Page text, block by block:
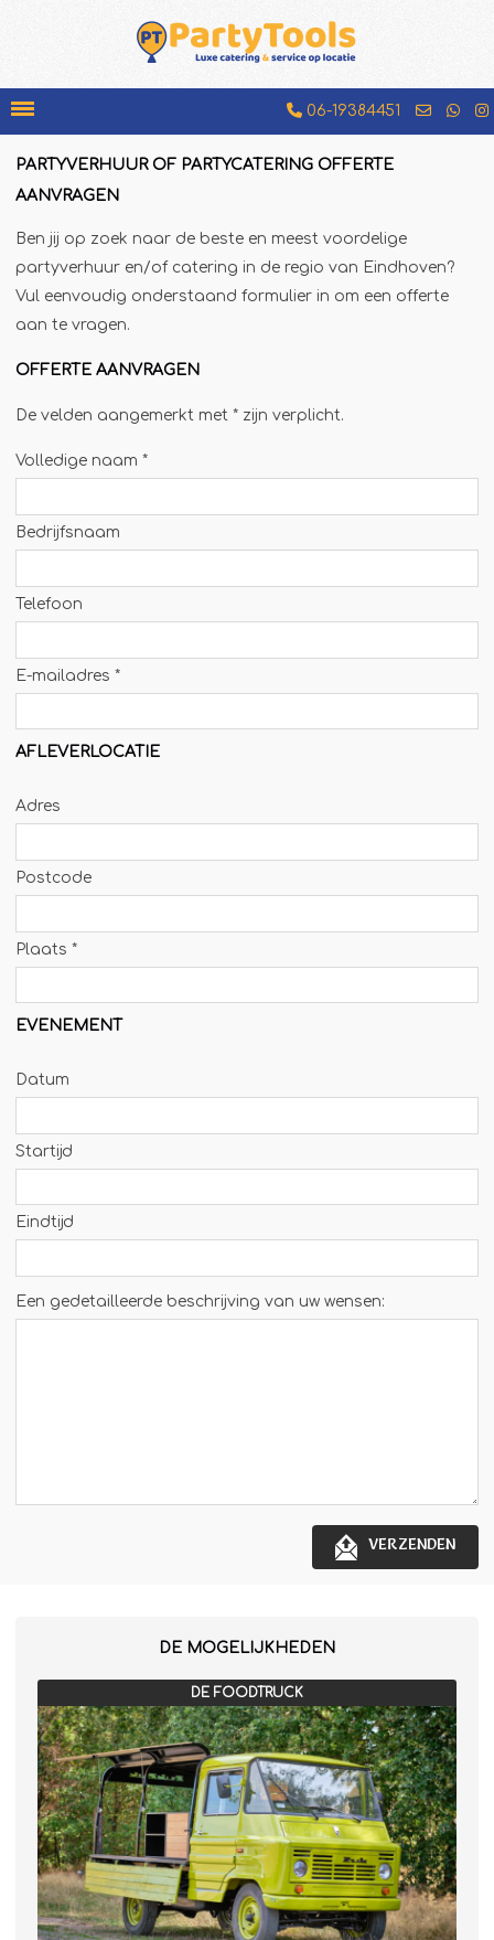
06-19384451
Bakfiets
Chocolademelkkraam
Espressobar
Foodtruck
Glühweinkraam
Hamburgerkraam
IJscokar
Jägermeister-tap
Kebabgrill
Partytrailer
Poffertjes
Popcornmachine
Slush
Slurphut
Soepkraam
Sinaasappelpers
Wafelkraam
Winterhuisje
PARTYVERHUUR OF PARTYCATERING OFFERTE
AANVRAGEN
Ben jij op zoek naar de beste en meest voordelige
partyverhuur en/of catering in de regio van Eindhoven?
Vul eenvoudig onderstaand formulier in om een offerte
aan te vragen.
OFFERTE AANVRAGEN
De velden aangemerkt met * zijn verplicht.
Volledige naam *
Bedrijfsnaam
Telefoon
E-mailadres *
AFLEVERLOCATIE
Adres
Postcode
Plaats *
EVENEMENT
Datum
Startijd
Eindtijd
Een gedetailleerde beschrijving van uw wensen:
VERZENDEN
DE MOGELIJKHEDEN
DE FOODTRUCK